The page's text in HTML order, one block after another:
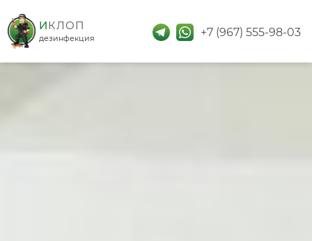
дезинфекция